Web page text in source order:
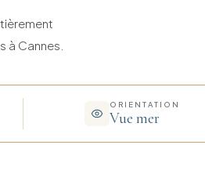
Cannes.
ORIENTATION
Vue mer